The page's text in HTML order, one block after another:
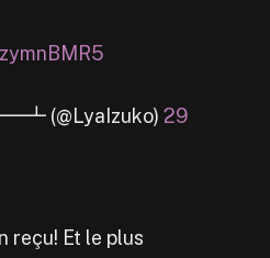
(@LyaIzuko) 29
reçu! Et le plus